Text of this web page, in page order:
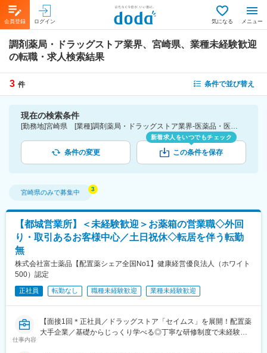
会員登録 ログイン 気になる メニュー
調剤薬局・ドラッグストア業界、宮崎県、業種未経験歓迎
の転職・求人検索結果
3 件 条件で並び替え
現在の検索条件
[勤務地]宮崎県 [業種]調剤薬局・ドラッグストア業界-医薬品・医療機器・ライフサイエンス・医療系サービス [こだわり条件ピックアップ]業種未経験歓迎 [詳細条件](募集・採用情報)業種未経験歓迎
条件の変更
新着求人をいつでもチェック
この条件を保存
宮崎県のみで募集中
【都城営業所】＜未経験歓迎＞お薬箱の営業職◇外回
り・取引あるお客様中心／土日祝休◇転居を伴う転勤
無
株式会社富士薬品【配置薬シェア全国No1】健康経営優良法人（ホワイト
500）認定
正社員 転勤なし 職種未経験歓迎 業種未経験歓迎
仕事内容
【面接1回＊正社員／ドラッグストア「セイムス」を展開！配置薬
大手企業／基礎からじっくり学べる◎丁寧な研修制度で未経験の